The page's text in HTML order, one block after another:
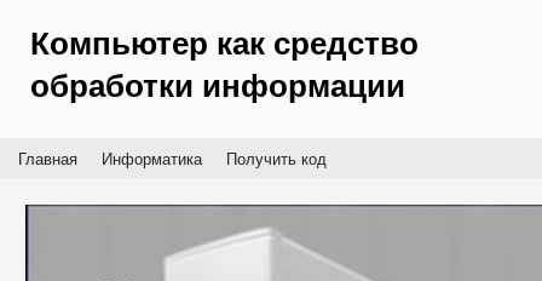
Компьютер как средство
обработки информации
Главная Информатика Получить код